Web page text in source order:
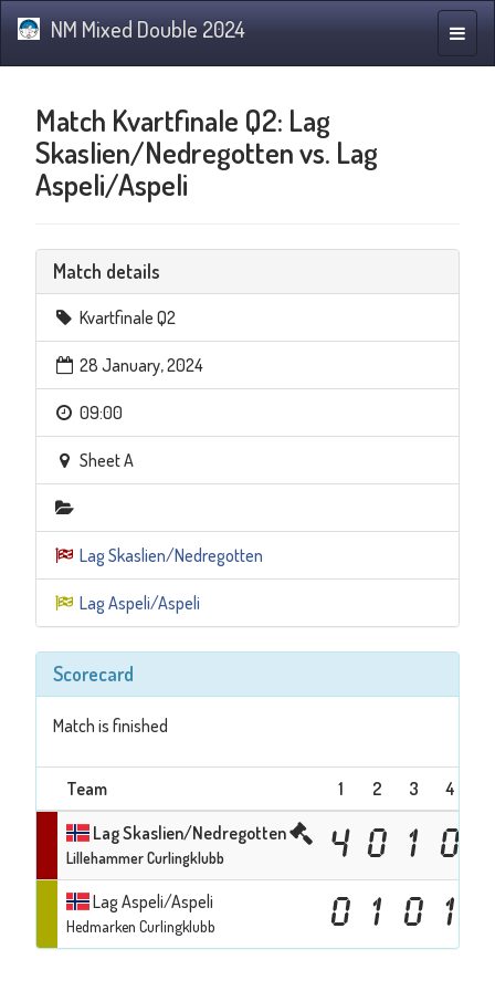
Toggle
NM Mixed Double 2024
Match Kvartfinale Q2: Lag
Skaslien/Nedregotten vs. Lag
Aspeli/Aspeli
Match details
Kvartfinale Q2
28 January, 2024
09:00
Sheet A
Lag Skaslien/Nedregotten
Lag Aspeli/Aspeli
Scorecard
Match is finished
Team 1 2 3 4
Lag Skaslien/Nedregotten
Lillehammer Curlingklubb 4 0 1 0
Lag Aspeli/Aspeli
Hedmarken Curlingklubb 0 1 0 1